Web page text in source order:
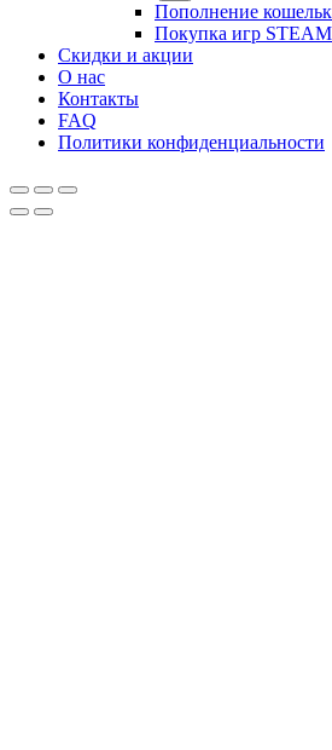
Пополнение
Покупка игр
Скидки и акции
О нас
Контакты
FAQ
Политики конфиденциальности